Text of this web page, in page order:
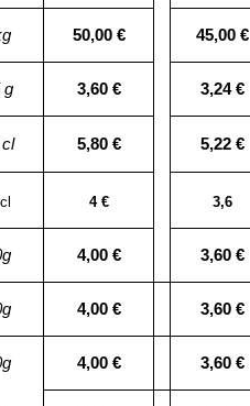
50,00 € 45,00 €
g 3,60 € 3,24 €
cl 5,80 € 5,22 €
4 € 3,6
4,00 € 3,60 €
4,00 € 3,60 €
4,00 € 3,60 €